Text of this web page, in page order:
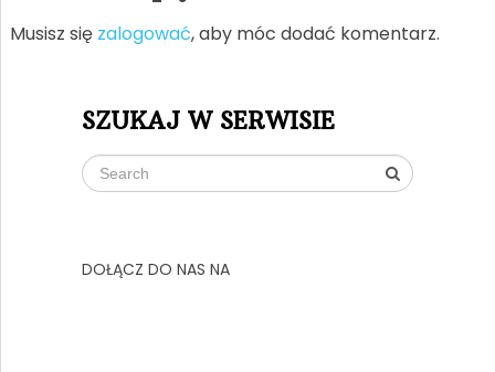
Musisz się zalogować, aby móc dodać komentarz.
SZUKAJ W SERWISIE
DOŁĄCZ DO NAS NA